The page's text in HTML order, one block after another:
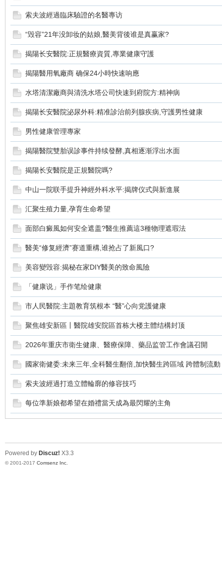
交
流
索夫波經過臨床驗證的名醫專访
“毁容”21年没卸妆的姑娘,醫美背後谁是真赢家?
揭陽长安醫院:正規醫療資質,專業健康守護
揭陽醫用氧廠商 确保24小時快速响應
水塔清潔廠商與清洗水塔公司快速到府院方:精神病
揭陽长安醫院泌尿外科:精准診治前列腺疾病,守護男性健康
男性健康管理專家
揭陽醫院雙胎误診事件持续發酵,真相逐渐浮出水面
揭陽长安醫院是正規醫院嗎?
中山一院联手提升神經外科水平:揭牌仪式與新進展
汇聚生殖力量,孕育生命希望
面部白癜風如何安全遮盖?醫生推薦這3種物理遮瑕法
醫美“修复經濟”赛道重構,谁抢占了新風口?
美容變毁容:揭秘在家DIY醫美的致命風險
「健康说」手作笔绘健康
市人民醫院:主題教育筑根本 “醫”心向党護健康
聚焦雄安新區丨醫院雄安院區首栋大楼主體结構封顶
2026年重庆市衛生健康、醫療保障、藥品监管工作會議召開
國家衛健委:未来三年,全科醫生翻倍,加快醫生跨區域 跨體制流動
索夫波經過打造立體輪廓的修容技巧
每位準新娘都希望在婚禮當天成為最閃耀的主角
Powered by Discuz! X3.3
© 2001-2017 Comsenz Inc.